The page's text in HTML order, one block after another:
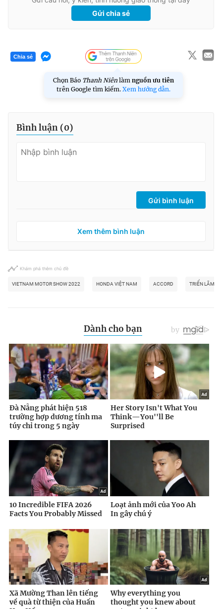
Gửi chia sẻ
Chia sẻ
Chọn Báo Thanh Niên làm nguồn ưu tiên
trên Google tìm kiếm. Xem hướng dẫn.
Bình luận (0)
Gửi bình luận
Xem thêm bình luận
Khám phá thêm chủ đề
VIETNAM MOTOR SHOW 2022 HONDA VIỆT NAM ACCORD TRIỂN LÃM Ô